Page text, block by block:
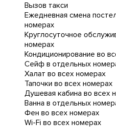
Вызов такси
Ежедневная cмена
номерах
Круглосуточное
номерах
Кондиционирование во
Сейф в отдельных
Халат во всех номерах
Тапочки во всех номерах
Душевая кабина во всех
Ванна в отдельных
Фен во всех номерах
Wi-Fi во всех номерах